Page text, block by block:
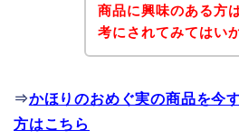
商品に興味のある方
考にされてみてはい
⇒かほりのおめぐ実の商品を今
方はこちら